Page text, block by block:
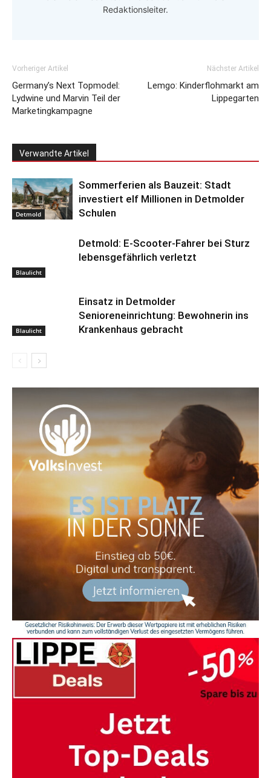
Redaktionsleiter.
Vorheriger Artikel
Germany’s Next Topmodel:
Lydwine und Marvin Teil der
Marketingkampagne
Nächster Artikel
Lemgo: Kinderflohmarkt am
Lippegarten
Verwandte Artikel
Detmold
Sommerferien als Bauzeit: Stadt
investiert elf Millionen in Detmolder
Schulen
Blaulicht
Detmold: E-Scooter-Fahrer bei Sturz
lebensgefährlich verletzt
Blaulicht
Einsatz in Detmolder
Senioreneinrichtung: Bewohnerin ins
Krankenhaus gebracht